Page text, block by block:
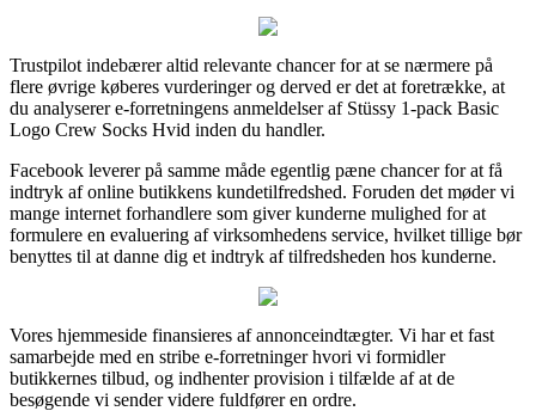
Trustpilot indebærer altid relevante chancer for at se nærmere på
flere øvrige køberes vurderinger og derved er det at foretrække, at
du analyserer e-forretningens anmeldelser af Stüssy 1-pack Basic
Logo Crew Socks Hvid inden du handler.
Facebook leverer på samme måde egentlig pæne chancer for at få
indtryk af online butikkens kundetilfredshed. Foruden det møder vi
mange internet forhandlere som giver kunderne mulighed for at
formulere en evaluering af virksomhedens service, hvilket tillige bør
benyttes til at danne dig et indtryk af tilfredsheden hos kunderne.
Vores hjemmeside finansieres af annonceindtægter. Vi har et fast
samarbejde med en stribe e-forretninger hvori vi formidler
butikkernes tilbud, og indhenter provision i tilfælde af at de
besøgende vi sender videre fuldfører en ordre.